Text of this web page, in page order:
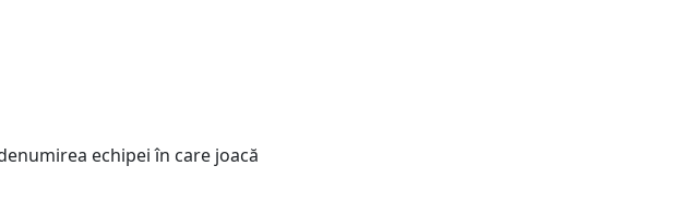
echipei în care joacă